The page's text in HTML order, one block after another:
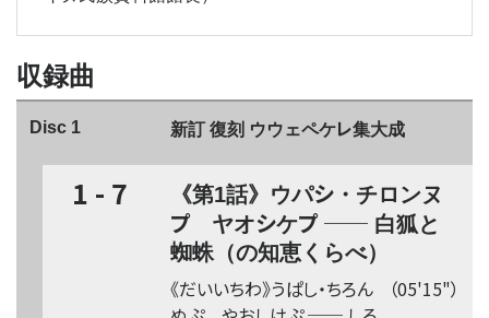
収録曲
Disc 1 新訂 復刻 ウウェペケレ集大成
1 - 7 《第1話》ウパシ ・チロンヌ
プヤオシケプ ── 白狐と
蜘蛛（の知恵くらべ）
（05'15"）
《だいいちわ》うぱし・ちろん